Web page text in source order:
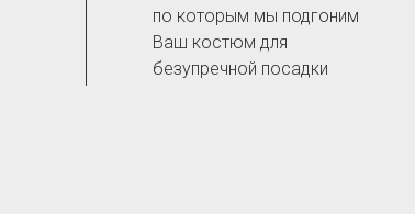
по которым мы подгоним
Ваш костюм для
безупречной посадки